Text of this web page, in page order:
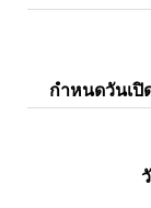
กำหนดวันเปิ